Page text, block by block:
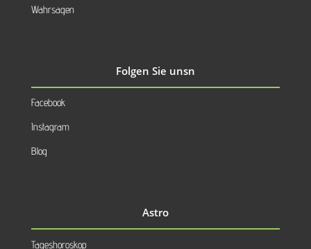
Wahrsagen
Folgen Sie unsn
Facebook
Instagram
Blog
Astro
Tageshoroskop